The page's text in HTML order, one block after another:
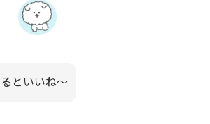
といいね～